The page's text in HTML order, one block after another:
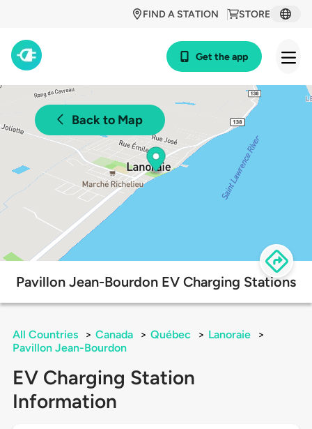
STORE
FIND A STATION
Get the app
Back to Map
Pavillon Jean-Bourdon EV Charging Stations
All Countries > Canada > Québec > Lanoraie
>
Pavillon Jean-Bourdon
EV Charging Station
Information